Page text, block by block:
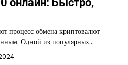
процесс обмена криптовалют
Одной из популярных…